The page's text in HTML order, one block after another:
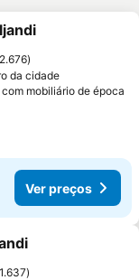
favoritos
2.676
da cidade
mobiliário de época
Ver preços
favoritos
1.637